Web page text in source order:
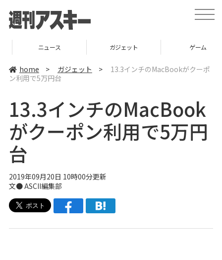
t
o
e
v
i
o
n
ニュース ガジェット ゲーム
home > ガジェット >
13.3インチのMacBookがクーポ
ン利用で5万円台
13.3インチのMacBook
がクーポン利用で5万円
台
2019年09月20日 10時00分更新
文● ASCII編集部